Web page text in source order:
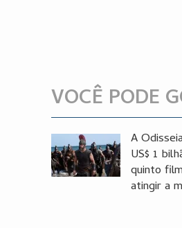
VOCÊ PODE
A
US$ 1
quinto
atingir a